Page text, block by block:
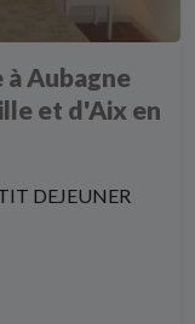
Aubagne
et d'Aix en
DEJEUNER